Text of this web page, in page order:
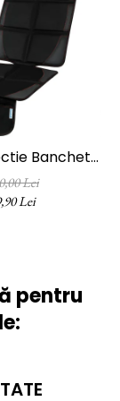
Bancheta
2
Depozitare,
Lei
Lei
pentru